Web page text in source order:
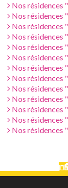
Nos résidences
Nos résidences
Nos résidences
Nos résidences
Nos résidences
Nos résidences
Nos résidences
Nos résidences
Nos résidences
Nos résidences
Nos résidences
Nos résidences
Nos résidences